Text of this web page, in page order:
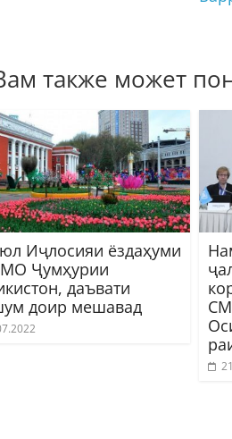
также может
Иҷлосияи ёздаҳуми
Ҷумҳурии
даъвати
доир мешавад